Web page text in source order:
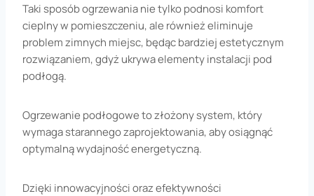
Taki sposób ogrzewania nie tylko podnosi komfort
cieplny w pomieszczeniu, ale również eliminuje
problem zimnych miejsc, będąc bardziej estetycznym
rozwiązaniem, gdyż ukrywa elementy instalacji pod
podłogą.
Ogrzewanie podłogowe to złożony system, który
wymaga starannego zaprojektowania, aby osiągnąć
optymalną wydajność energetyczną.
Dzięki innowacyjności oraz efektywności